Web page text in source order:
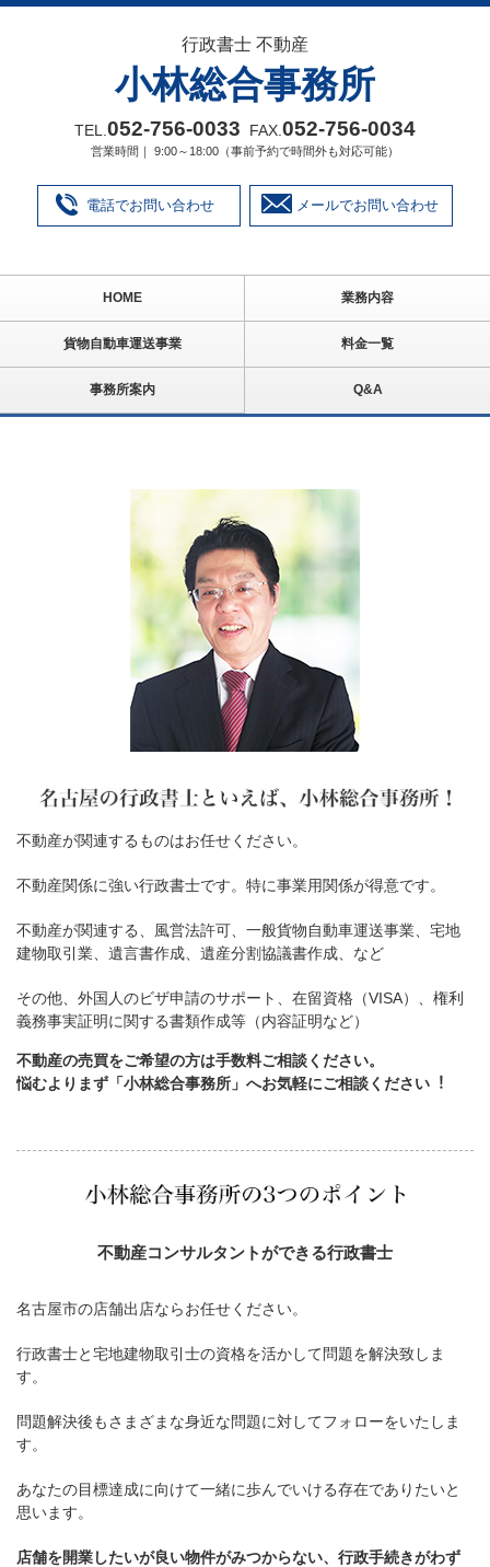
行政書士 不動産
小林総合事務所
TEL. 052‐756‐0033 FAX. 052‐756‐0034
営業時間｜ 9:00～18:00（事前予約で時間外も対応可能）
電話でお問い合わせ メールでお問い合わせ
HOME 業務内容
貨物自動車運送事業 料金一覧
事務所案内 Q&A
不動産が関連するものはお任せください。
不動産関係に強い行政書士です。特に事業用関係が得意です。
不動産が関連する、風営法許可、一般貨物自動車運送事業、宅地
建物取引業、遺言書作成、遺産分割協議書作成、など
その他、外国人のビザ申請のサポート、在留資格（VISA）、権利
義務事実証明に関する書類作成等（内容証明など）
不動産の売買をご希望の方は手数料ご相談ください。
悩むよりまず「小林総合事務所」へお気軽にご相談ください︕
不動産コンサルタントができる行政書士
名古屋市の店舗出店ならお任せください。
行政書士と宅地建物取引士の資格を活かして問題を解決致しま
す。
問題解決後もさまざまな身近な問題に対してフォローをいたしま
す。
あなたの目標達成に向けて一緒に歩んでいける存在でありたいと
思います。
店舗を開業したいが良い物件がみつからない、行政手続きがわず